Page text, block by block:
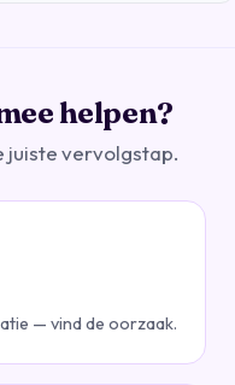
helpen?
juiste vervolgstap.
— vind de oorzaak.